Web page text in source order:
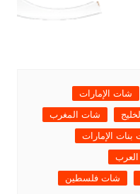
شات الإمارات
شات المغرب
الإمارات
شات فلسطين